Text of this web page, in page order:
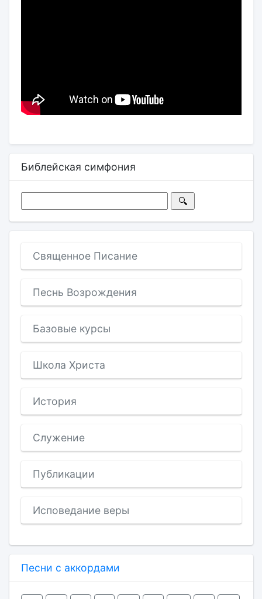
Библейская симфония
Священное Писание
Песнь Возрождения
Базовые курсы
Школа Христа
История
Служение
Публикации
Исповедание веры
Песни с аккордами